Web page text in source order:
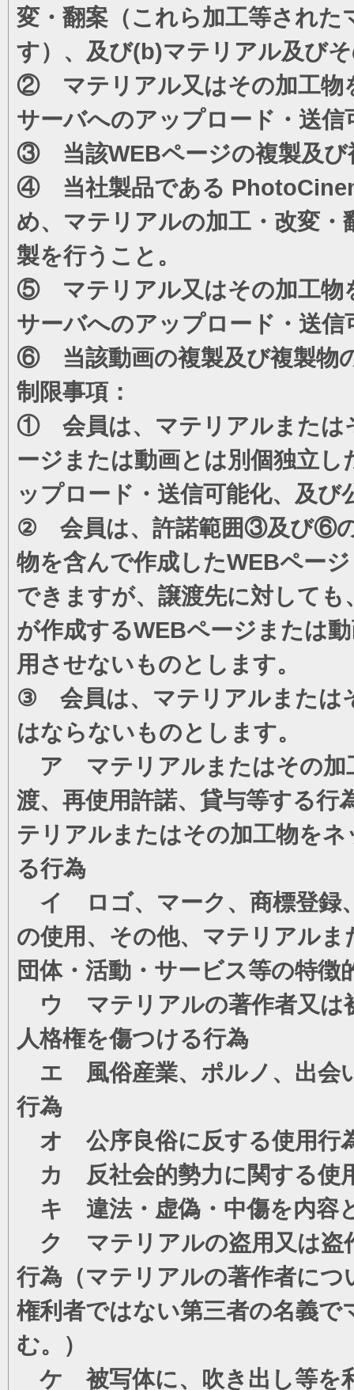
変・翻案（これら加工等され
す）、及び(b)マテリアル及び
② マテリアル又はその加工物
サーバへのアップロード・送信
③ 当該WEBページの複製及び
④ 当社製品である
め、マテリアルの加工・改変
製を行うこと。
⑤ マテリアル又はその加工物
サーバへのアップロード・送信
⑥ 当該動画の複製及び複製物
制限事項：
① 会員は、マテリアルまたは
ージまたは動画とは別個独立
ップロード・送信可能化、及
② 会員は、許諾範囲③及び⑥の
物を含んで作成したWEBペー
できますが、譲渡先に対して
が作成するWEBページまたは
用させないものとします。
③ 会員は、マテリアルまたは
はならないものとします。
ア マテリアルまたはその加
渡、再使用許諾、貸与等する行
テリアルまたはその加工物を
る行為
イ ロゴ、マーク、商標登録
の使用、その他、マテリアル
団体・活動・サービス等の特
ウ マテリアルの著作者又は
人格権を傷つける行為
エ 風俗産業、ポルノ、出会
行為
オ 公序良俗に反する使用行
カ 反社会的勢力に関する使
キ 違法・虚偽・中傷を内容
ク マテリアルの盗用又は盗
行為（マテリアルの著作者に
権利者ではない第三者の名義
む。）
ケ 被写体に、吹き出し等を